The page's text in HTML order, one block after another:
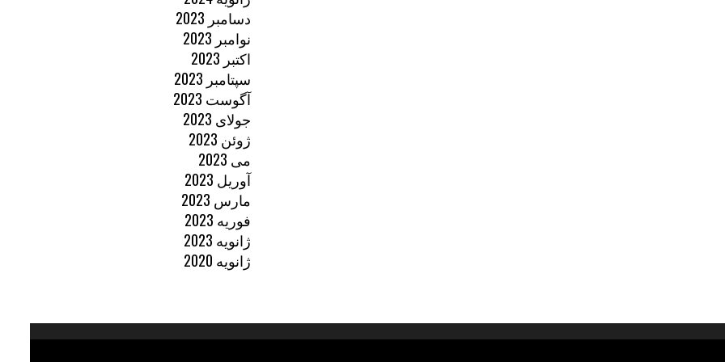
دسامبر 2023
نوامبر 2023
اکتبر 2023
سپتامبر 2023
آگوست 2023
جولای 2023
ژوئن 2023
می 2023
آوریل 2023
مارس 2023
فوریه 2023
ژانویه 2023
ژانویه 2020